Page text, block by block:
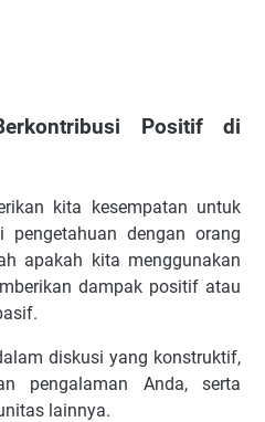
Positif di
kita kesempatan untuk
pengetahuan dengan orang
apakah kita menggunakan
dampak positif atau
diskusi yang konstruktif,
pengalaman Anda, serta
lainnya.